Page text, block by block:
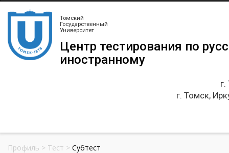
Томский
Государственный
Университет
Центр тестирования по
иностранному
г. Томск,
Профиль > Тест > Субтест